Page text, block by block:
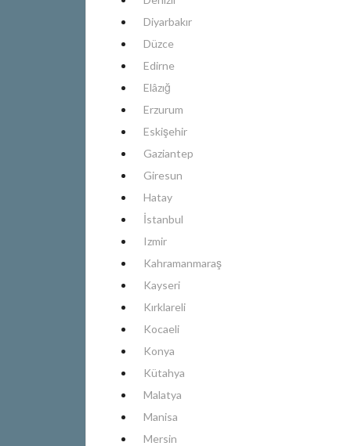
Diyarbakır
Düzce
Edirne
Elâzığ
Erzurum
Eskişehir
Gaziantep
Giresun
Hatay
İstanbul
Izmir
Kahramanmaraş
Kayseri
Kırklareli
Kocaeli
Konya
Kütahya
Malatya
Manisa
Mersin